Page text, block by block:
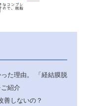
た理由。 「経結膜脱
紹介
善しないの？